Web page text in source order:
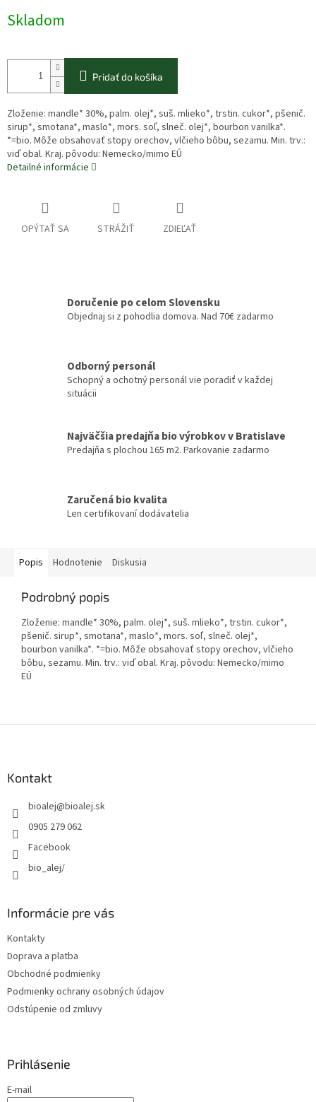
cena:
Skladom
Pridať do košíka
Zloženie: mandle* 30%, palm. olej*, suš. mlieko*, trstin. cukor*, pšenič.
sirup*, smotana*, maslo*, mors. soľ, slneč. olej*, bourbon vanilka*.
*=bio. Môže obsahovať stopy orechov, vlčieho bôbu, sezamu. Min. trv.:
viď obal. Kraj. pôvodu: Nemecko/mimo EÚ
Detailné informácie
OPÝTAŤ SA STRÁŽIŤ ZDIEĽAŤ
Doručenie po celom Slovensku
Objednaj si z pohodlia domova. Nad 70€ zadarmo
Odborný personál
Schopný a ochotný personál vie poradiť v každej
situácii
Najväčšia predajňa bio výrobkov v Bratislave
Predajňa s plochou 165 m2. Parkovanie zadarmo
Zaručená bio kvalita
Len certifikovaní dodávatelia
Popis Hodnotenie Diskusia
Podrobný popis
Zloženie: mandle* 30%, palm. olej*, suš. mlieko*, trstin. cukor*,
pšenič. sirup*, smotana*, maslo*, mors. soľ, slneč. olej*,
bourbon vanilka*. *=bio. Môže obsahovať stopy orechov, vlčieho
bôbu, sezamu. Min. trv.: viď obal. Kraj. pôvodu: Nemecko/mimo
EÚ
Kontakt
bioalej@bioalej.sk
0905 279 062
Facebook
bio_alej/
Informácie pre vás
Kontakty
Doprava a platba
Obchodné podmienky
Podmienky ochrany osobných údajov
Odstúpenie od zmluvy
Prihlásenie
E-mail